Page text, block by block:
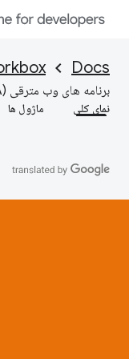
Docs
برنامه های وب مترقی (PWA) را با Workbox بسازید - کتابخانه Service Worker از تیم Chrome
نمای کلی ماژول ها